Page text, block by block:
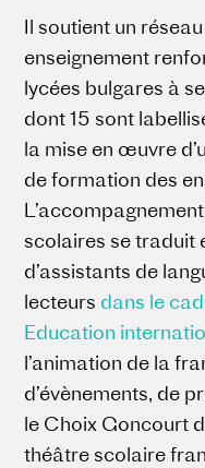
Il soutient un
enseignement
lycées bulgares à
dont 15 sont
la mise en œuvre
de formation des
scolaires se traduit
d’assistants de
lecteurs dans le
Education
l’animation de la
d’évènements, de
le Choix Goncourt
théâtre scolaire